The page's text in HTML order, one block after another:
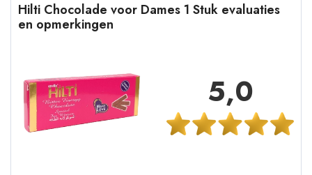
Hilti Chocolade voor Dames 1 Stuk evaluaties
en opmerkingen
5,0